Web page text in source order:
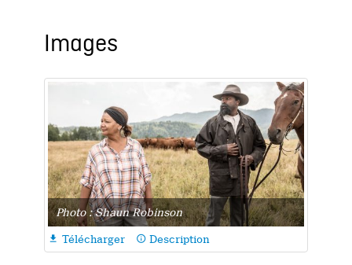
Images
Photo : Shaun Robinson
 Télécharger info_outline Description